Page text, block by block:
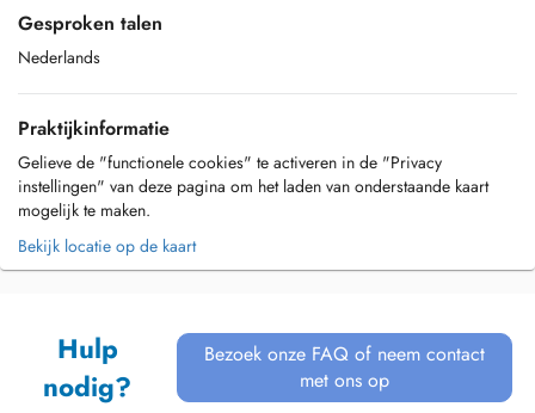
Gesproken talen
Nederlands
Praktijkinformatie
Gelieve de "functionele cookies" te activeren in de "Privacy
instellingen" van deze pagina om het laden van onderstaande kaart
mogelijk te maken.
Bekijk locatie op de kaart
Hulp
nodig?
Bezoek onze FAQ of neem contact
met ons op